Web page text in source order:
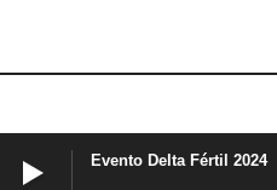
Evento Delta Fértil 2024